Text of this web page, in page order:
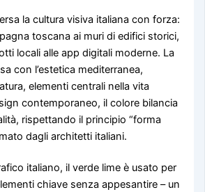
la cultura visiva italiana con forza:
toscana ai muri di edifici storici,
locali alle app digitali moderne. La
con l’estetica mediterranea,
elementi centrali nella vita
contemporaneo, il colore bilancia
rispettando il principio “forma
dagli architetti italiani.
italiano, il verde lime è usato per
chiave senza appesantire – un